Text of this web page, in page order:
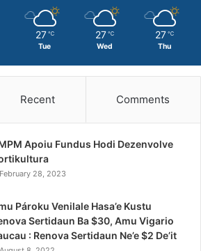
27 ℃
Tue
27 ℃
Wed
27 ℃
Thu
Recent Comments
Apoiu Fundus Hodi Dezenvolve
February 28, 2023
Pároku Venilale Hasa’e Kustu
Sertidaun Ba $30, Amu Vigario
: Renova Sertidaun Ne’e $2 De’it